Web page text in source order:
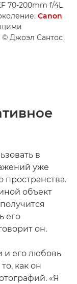
70-200mm f/4L
Canon
© Джоэл Сантос
в
уже
пространства.
объект
его
он.
и его любовь
как он
«Я